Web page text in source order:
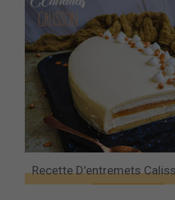
Recette D'entremets